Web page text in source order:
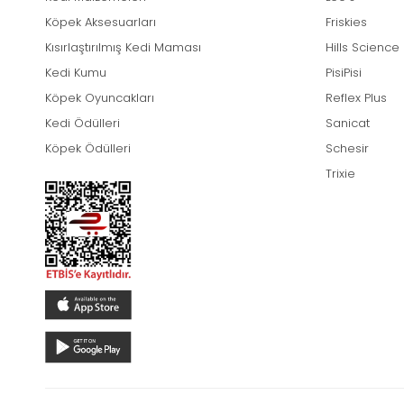
Köpek Aksesuarları
Kısırlaştırılmış Kedi Maması
Kedi Kumu
Köpek Oyuncakları
Kedi Ödülleri
Köpek Ödülleri
Friskies
Hills Science
PisiPisi
Reflex Plus
Sanicat
Schesir
Trixie